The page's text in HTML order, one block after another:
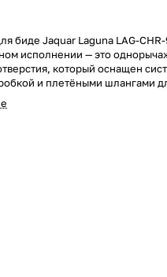
биде Jaquar Laguna LAG-CHR-
исполнении — это
который оснащен
и плетёными шлангами
и удобство в вашу